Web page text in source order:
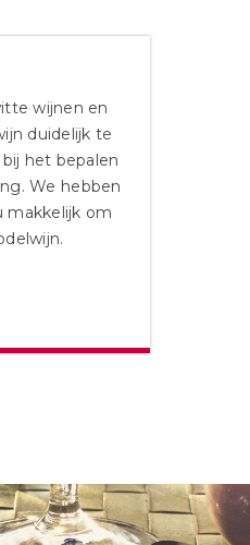
wijnen en
duidelijk te
het bepalen
We hebben
makkelijk om